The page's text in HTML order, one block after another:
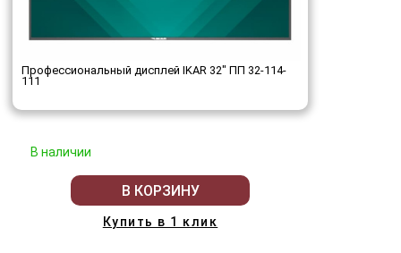
Профессиональный дисплей IKAR 32" ПП 32-114-
111
В наличии
В КОРЗИНУ
Купить в 1 клик